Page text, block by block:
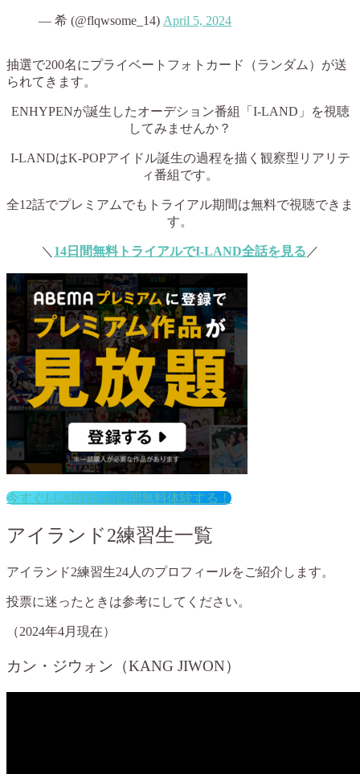
— 希 (@flqwsome_14) April 5, 2024
抽選で200名にプライベートフォトカード（ランダム）が送
られてきます。
ENHYPENが誕生したオーデション番組「I-LAND」を視聴
してみませんか？
I-LANDはK-POPアイドル誕生の過程を描く観察型リアリテ
ィ番組です。
全12話でプレミアムでもトライアル期間は無料で視聴できま
す。
＼ 14日間無料トライアルでI-LAND全話を見る ／
今すぐI-LANDを14日間無料体験する！
アイランド2練習生一覧
アイランド2練習生24人のプロフィールをご紹介します。
投票に迷ったときは参考にしてください。
（2024年4月現在）
カン・ジウォン（KANG JIWON）